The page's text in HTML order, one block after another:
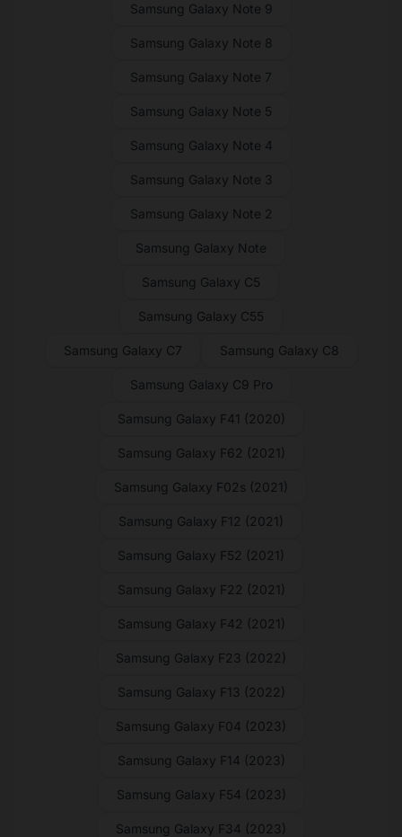
Samsung Galaxy Note 9
Samsung Galaxy Note 8
Samsung Galaxy Note 7
Samsung Galaxy Note 5
Samsung Galaxy Note 4
Samsung Galaxy Note 3
Samsung Galaxy Note 2
Samsung Galaxy Note
Samsung Galaxy C5
Samsung Galaxy C55
Samsung Galaxy C7 Samsung Galaxy C8
Samsung Galaxy C9 Pro
Samsung Galaxy F41 (2020)
Samsung Galaxy F62 (2021)
Samsung Galaxy F02s (2021)
Samsung Galaxy F12 (2021)
Samsung Galaxy F52 (2021)
Samsung Galaxy F22 (2021)
Samsung Galaxy F42 (2021)
Samsung Galaxy F23 (2022)
Samsung Galaxy F13 (2022)
Samsung Galaxy F04 (2023)
Samsung Galaxy F14 (2023)
Samsung Galaxy F54 (2023)
Samsung Galaxy F34 (2023)